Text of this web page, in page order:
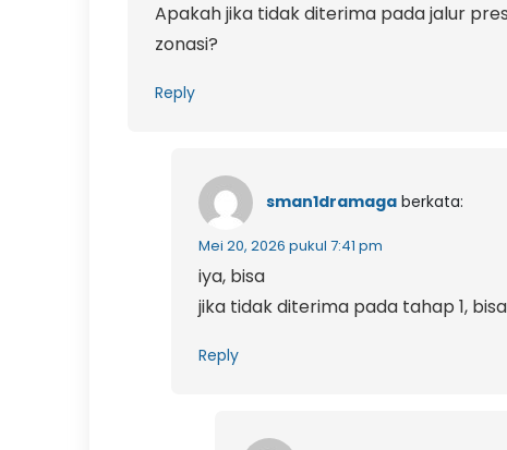
Apakah jika tidak diterima pada jalur
zonasi?
Reply
sman1dramaga berkata:
Mei 20, 2026 pukul 7:41 pm
iya, bisa
jika tidak diterima pada tahap 1,
Reply